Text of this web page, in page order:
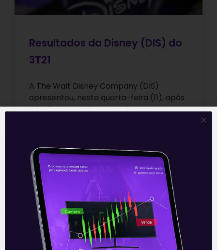
Resultados da Disney (DIS) do
3T21
A The Walt Disney Company (DIS)
apresentou, nesta quarta-feira (11), após
o fechamento do mercado, os seus
Leia mais
11/11/2021
E EU COM ISSO